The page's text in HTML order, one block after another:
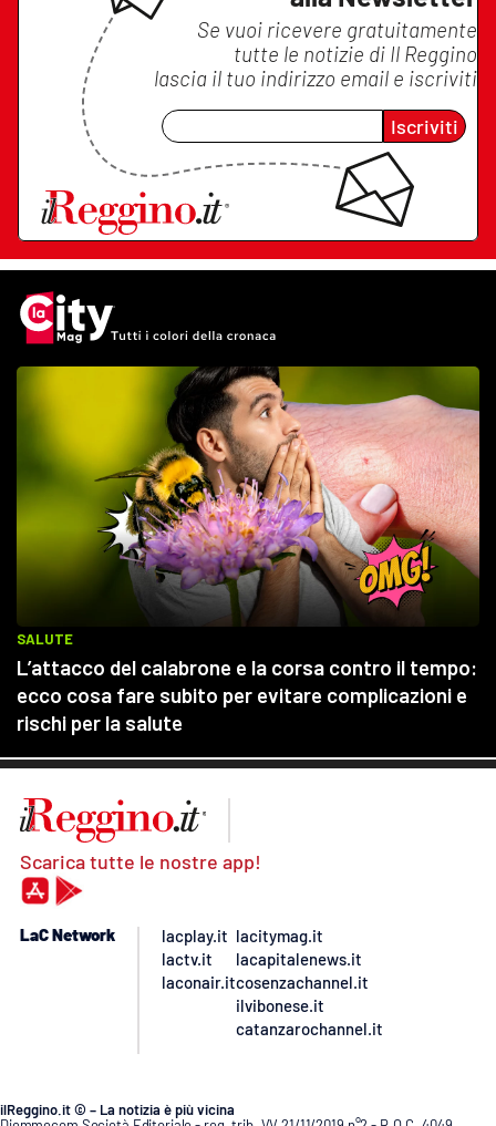
Se vuoi ricevere gratuitamente
tutte le notizie di Il Reggino
lascia il tuo indirizzo email e iscriviti
Iscriviti
Scarica tutte le nostre app!
LaC Network
lacplay.it
lactv.it
laconair.it
lacitymag.it
lacapitalenews.it
cosenzachannel.it
ilvibonese.it
catanzarochannel.it
ilReggino.it © – La notizia è più vicina